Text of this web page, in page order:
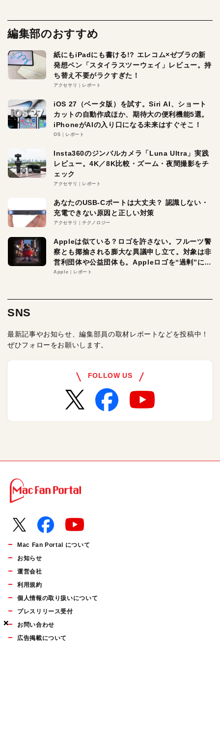
×
×
×
編集部のおすすめ
紙にもiPadにも書ける!? エレコム×ゼブラの新
発想ペン「スタイラスツーウェイ」レビュー。持
ち替え不要がラクすぎた！
アクセサリ レポート
iOS 27（ベータ版）を試す。Siri AI、ショート
カットの自動作成ほか、期待大の便利機能5選。
iPhoneがAIの入り口になる未来はすぐそこ！
OS レポート
Insta360のジンバルカメラ「Luna Ultra」実践
レビュー。4K／8K比較・ズーム・夜間撮影をチ
ェック
アクセサリ レポート
あなたのUSB-Cポートは大丈夫？ 認識しない・
充電できない原因と正しい対策
アクセサリ テクノロジー
Appleは似ている？ロゴを許さない。フルーツ警
察とも揶揄される膨大な異議申し立て。対象は非
営利団体や公益団体も。Appleロゴを“過剰”に守
る理由とは
Apple レポート
SNS
最新記事やお知らせ、編集部員の取材レポートなどを投稿中！
ぜひフォローをお願いします。
FOLLOW US
Mac Fan Portal について
お知らせ
運営会社
利用規約
個人情報の取り扱いについて
プレスリリース受付
お問い合わせ
広告掲載について